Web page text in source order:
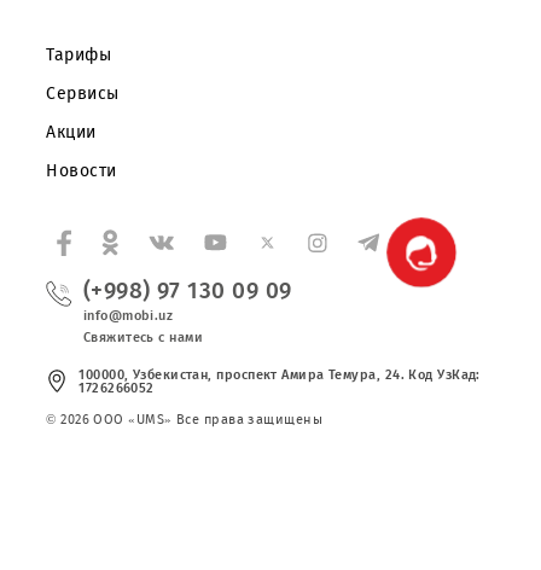
О компании
Партнерам
Правовая информация
Публичная оферта
Вакансии
Тарифы
Сервисы
Акции
Новости